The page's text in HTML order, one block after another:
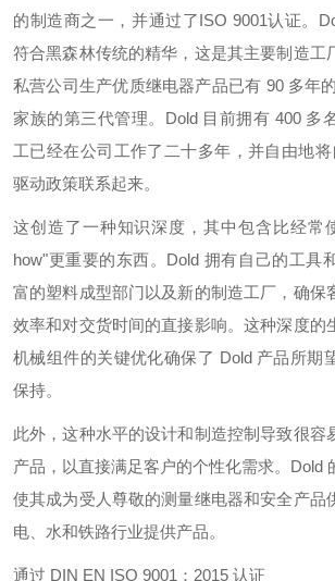
的制造商之一，并通过了ISO 9001认证。
符合黑森林传统的精华，这是其主要制造工
私营公司生产优质继电器产品已有 90 多年
家族的第三代管理。Dold 目前拥有 400 多
工已经在公司工作了二十多年，并自由地
驱动政策联系起来。
这创造了一种知识深度，其中包含比经常
how"更重要的东西。Dold 拥有自己的工具
富的塑料成型部门以及新的制造工厂，确保
效率和对交货时间的直接影响。这种深度的
机械组件的关键优化确保了 Dold 产品所期
保持。
此外，这种水平的设计和制造控制导致很容
产品，以直接满足客户的个性化需求。Dold
使其成为受人尊敬的测量继电器和安全产品
电、水和铁路行业提供产品。
通过 DIN EN ISO 9001：2015 认证